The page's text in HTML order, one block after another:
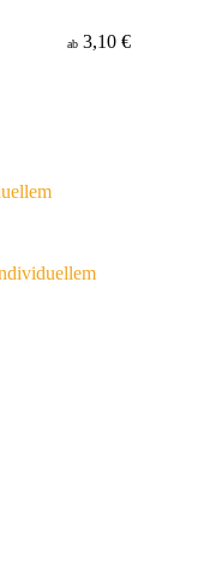
ab 3,10 €